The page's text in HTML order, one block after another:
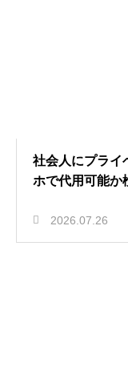
社会人にプライ
ホで代用可能か
2026.07.26